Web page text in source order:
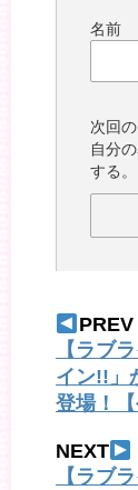
名前
次回
自分
する。
PREV
【ラブ
イン!!」
登場！【
NEXT
【ラブ